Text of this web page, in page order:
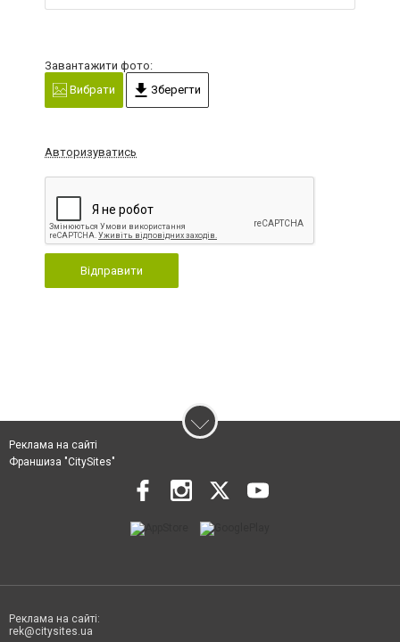
Завантажити фото:
Вибрати
Зберегти
Авторизуватись
Відправити
Реклама на сайті
Франшиза "CitySites"
Реклама на сайті:
rek@citysites.ua